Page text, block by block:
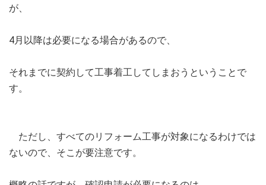
が、
4月以降は必要になる場合があるので、
それまでに契約して工事着工してしまおうということで
す。
ただし、すべてのリフォーム工事が対象になるわけでは
ないので、そこが要注意です。